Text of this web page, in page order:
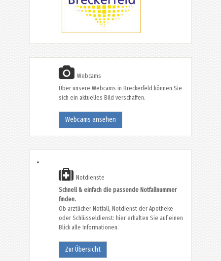
Webcams
Über unsere Webcams in Breckerfeld können Sie
sich ein aktuelles Bild verschaffen.
Webcams ansehen
Notdienste
Schnell & einfach die passende Notfallnummer
finden.
Ob ärztlicher Notfall, Notdienst der Apotheke
oder Schlüsseldienst: hier erhalten Sie auf einen
Blick alle Informationen.
Zur Übersicht